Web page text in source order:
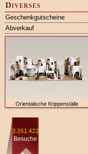
Diverses
Geschenkgutscheine
Abverkauf
Orientalische Krippenställe
3.261.422
Besuche